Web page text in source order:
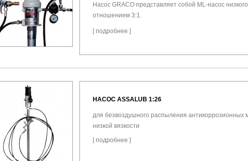
Насос GRACO представляет собой ML-насос
отношением 3:1.
[ подробнее ]
НАСОС ASSALUB 1:26
для безвоздушного распыления антикоррозионных
низкой вязкости
[ подробнее ]